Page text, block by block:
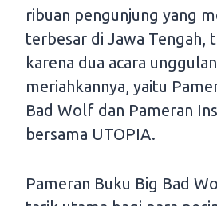
ribuan pengunjung yang
terbesar di Jawa Tengah,
karena dua acara
meriahkannya, yaitu
Bad Wolf dan Pameran
bersama UTOPIA.
Pameran Buku Big Bad